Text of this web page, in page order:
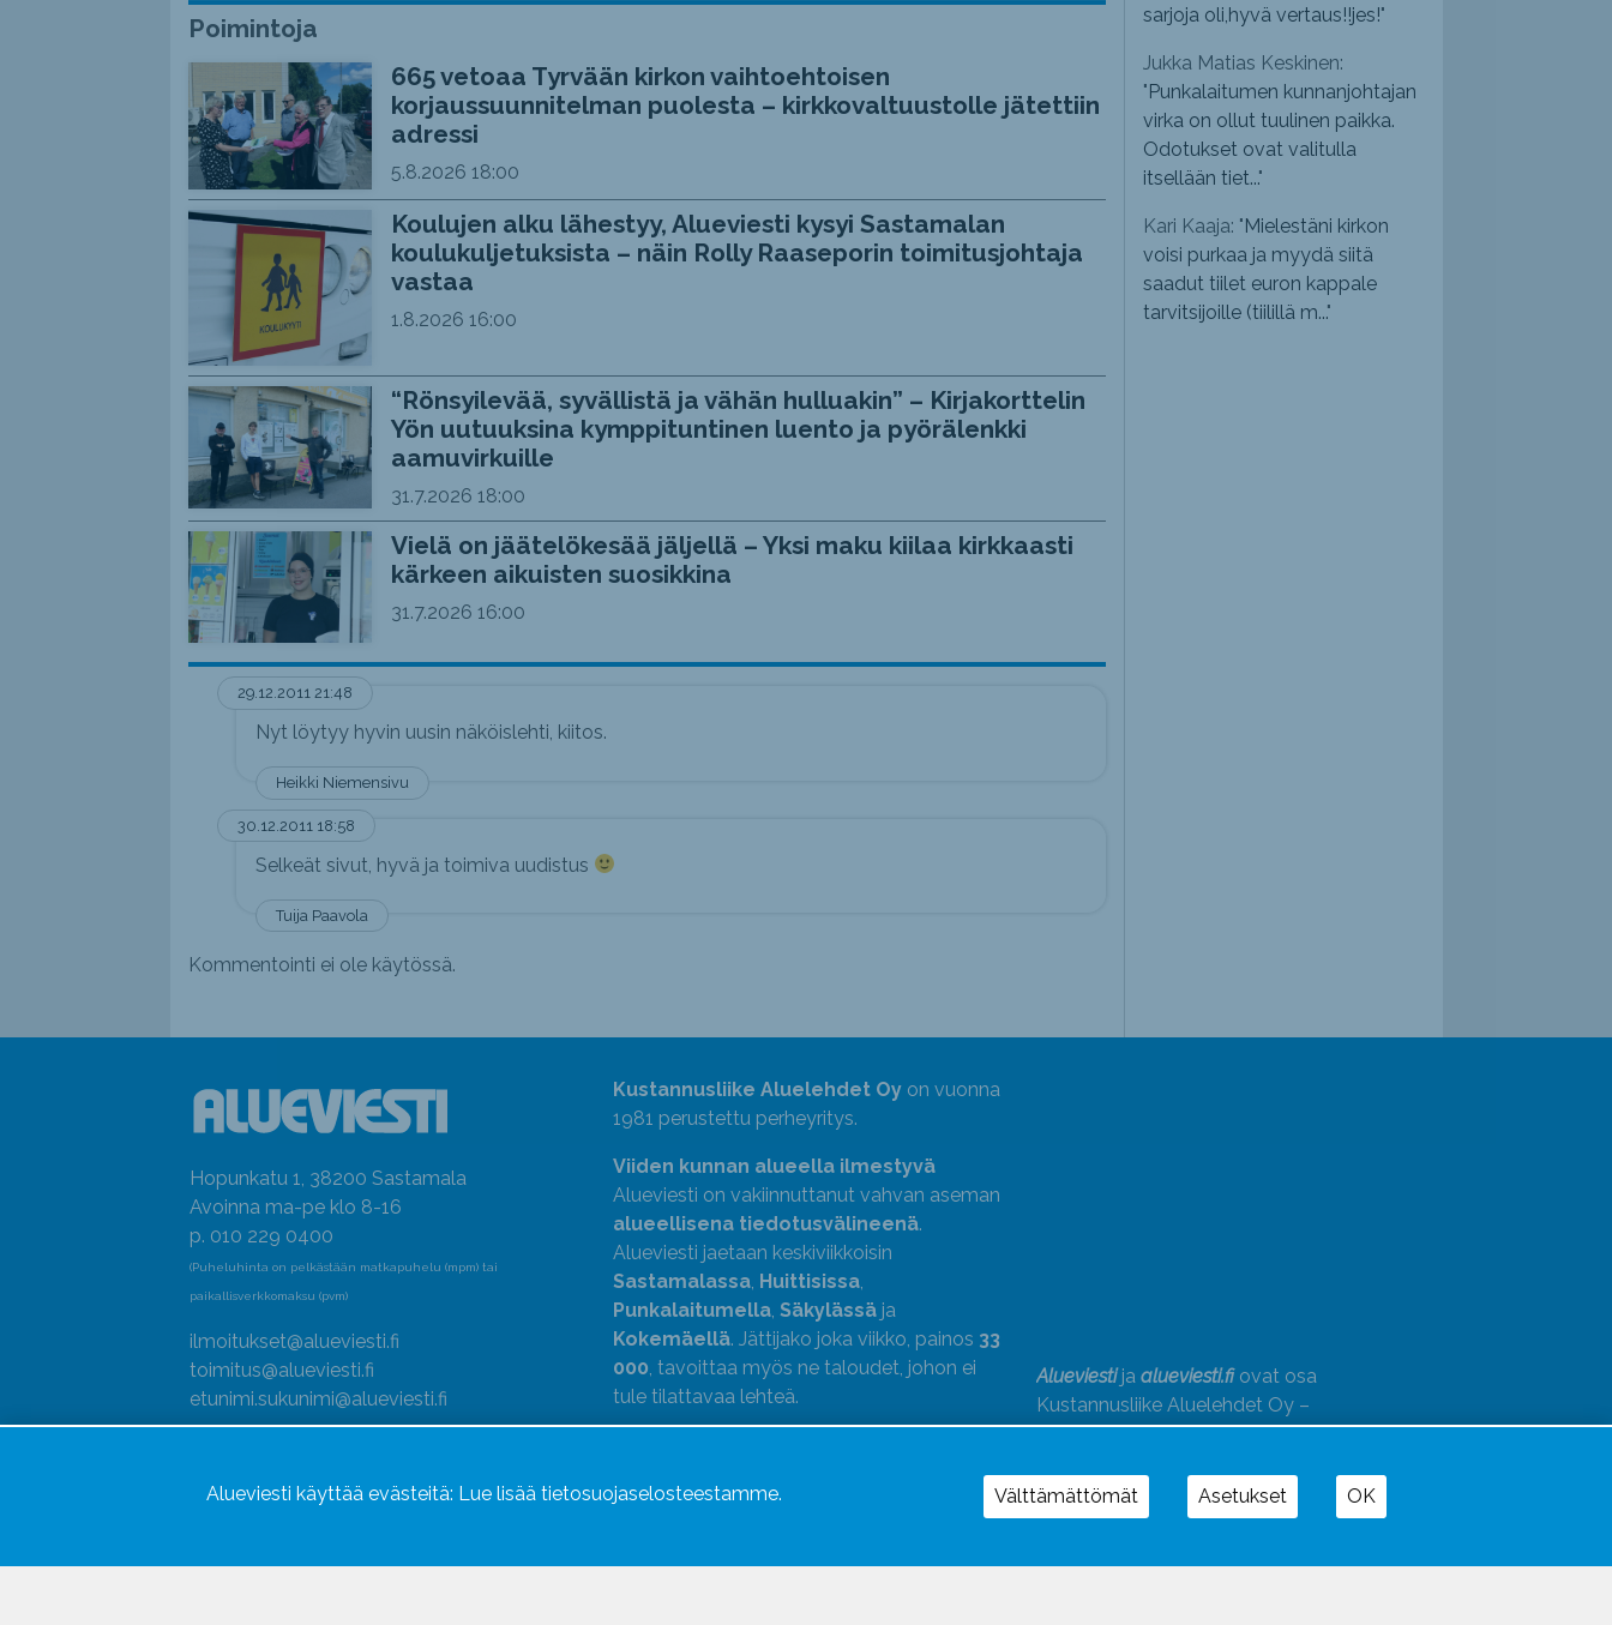
Poimintoja
665 vetoaa Tyrvään kirkon vaihtoehtoisen
korjaussuunnitelman puolesta – kirkkovaltuustolle jätettiin
adressi
5.8.2026 18:00
Koulujen alku lähestyy, Alueviesti kysyi Sastamalan
koulukuljetuksista – näin Rolly Raaseporin toimitusjohtaja
vastaa
1.8.2026 16:00
“Rönsyilevää, syvällistä ja vähän hulluakin” – Kirjakorttelin
Yön uutuuksina kymppituntinen luento ja pyörälenkki
aamuvirkuille
31.7.2026 18:00
Vielä on jäätelökesää jäljellä – Yksi maku kiilaa kirkkaasti
kärkeen aikuisten suosikkina
31.7.2026 16:00
29.12.2011 21:48
Heikki Niemensivu
Nyt löytyy hyvin uusin näköislehti, kiitos.
30.12.2011 18:58
Tuija Paavola
Selkeät sivut, hyvä ja toimiva uudistus
Kommentointi ei ole käytössä.
sarjoja oli,hyvä vertaus!!jes!"
Jukka Matias Keskinen:
" Punkalaitumen kunnanjohtajan
virka on ollut tuulinen paikka.
Odotukset ovat valitulla
itsellään tiet..."
Kari Kaaja: " Mielestäni kirkon
voisi purkaa ja myydä siitä
saadut tiilet euron kappale
tarvitsijoille (tiilillä m..."
Hopunkatu 1, 38200 Sastamala
Avoinna ma-pe klo 8-16
p. 010 229 0400
(Puheluhinta on pelkästään matkapuhelu (mpm) tai
paikallisverkkomaksu (pvm)
ilmoitukset@alueviesti.fi
toimitus@alueviesti.fi
etunimi.sukunimi@alueviesti.fi
Kustannusliike Aluelehdet Oyon vuonna
1981 perustettu perheyritys.
Viiden kunnan alueella ilmestyvä
Alueviesti on vakiinnuttanut vahvan aseman
alueellisena tiedotusvälineenä.
Alueviesti jaetaan keskiviikkoisin
Sastamalassa, Huittisissa,
Punkalaitumella, Säkylässäja
Kokemäellä. Jättijako joka viikko, painos 33
000, tavoittaa myös ne taloudet, johon ei
tule tilattavaa lehteä.
JSN:n ohjeita.
Alueviestija alueviesti.fiovat osa
Kustannusliike Aluelehdet Oy –
mediakonsernia, jonka tarjoaman
Aluepaino
Alueviesti käyttää evästeitä: Lue lisää tietosuojaselosteestamme. Välttämättömät Asetukset OK